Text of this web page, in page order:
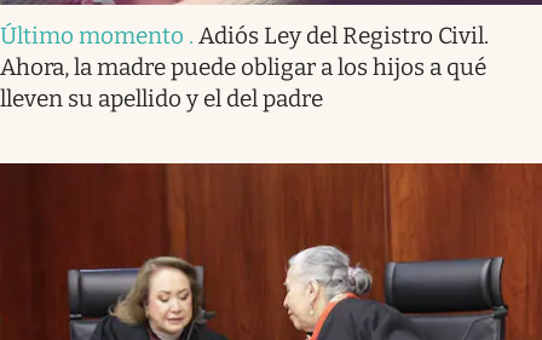
Último momento . Adiós Ley del Registro Civil.
Ahora, la madre puede obligar a los hijos a qué
lleven su apellido y el del padre